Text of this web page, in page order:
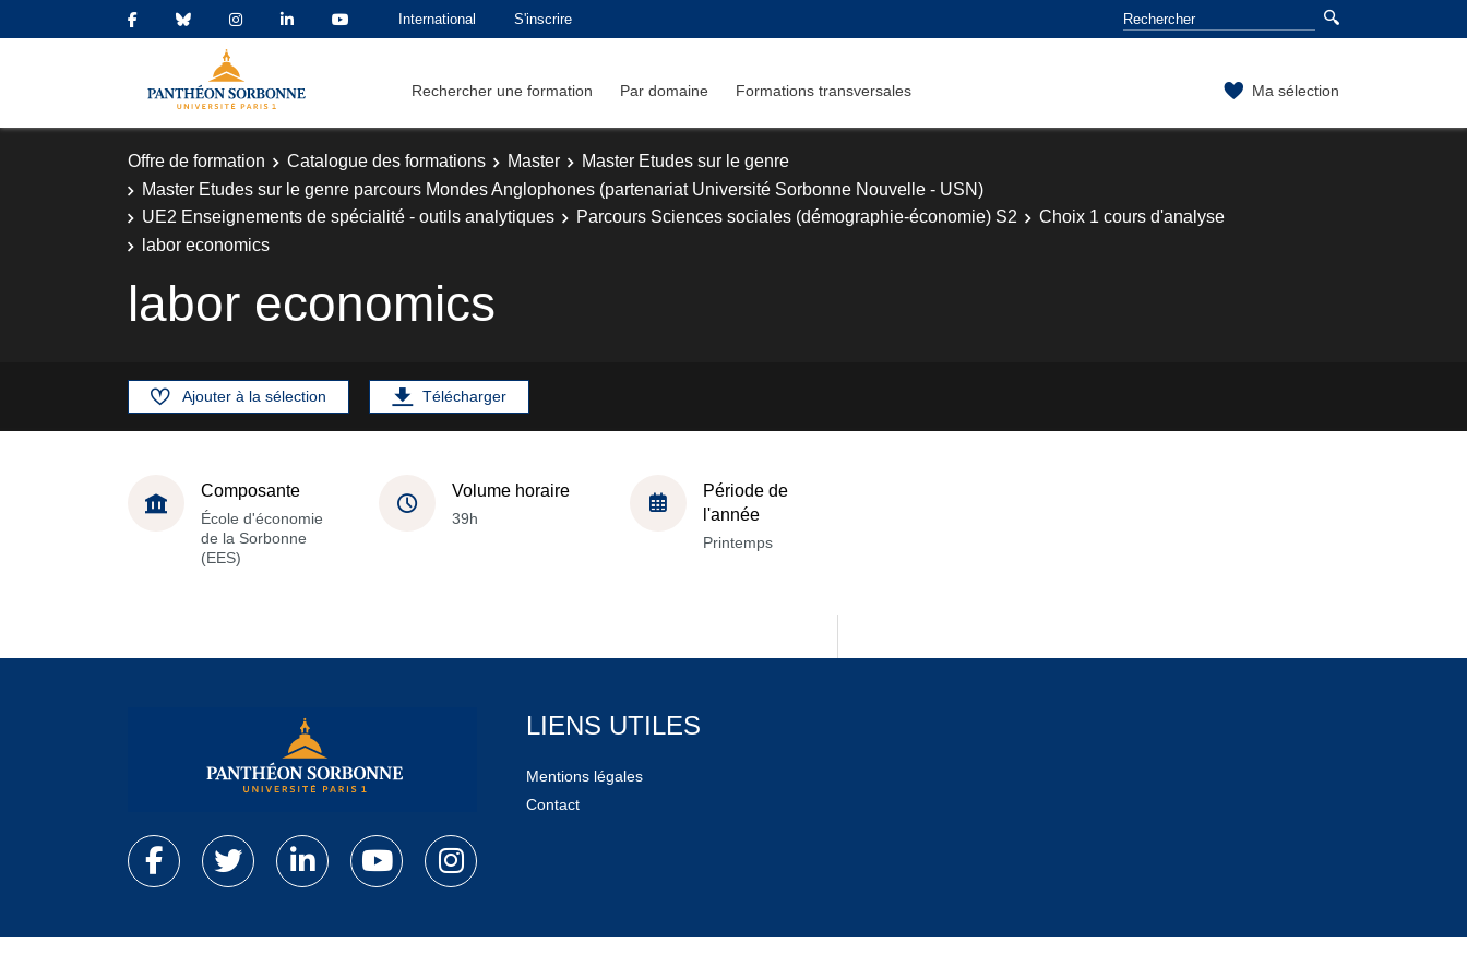
International S'inscrire
Rechercher une formation Par domaine Formations transversales Ma sélection
Offre de formation Catalogue des formations Master
Master Etudes sur le genre
Master Etudes sur le genre parcours Mondes Anglophones (partenariat Université Sorbonne Nouvelle - USN)
UE2 Enseignements de spécialité - outils analytiques
Parcours Sciences sociales (démographie-économie) S2
Choix 1 cours d'analyse
labor economics
labor economics
Ajouter à la sélection Télécharger
Composante
École d'économie
de la Sorbonne
(EES)
Volume horaire
39h
Période de
l'année
Printemps
LIENS UTILES
Mentions légales
Contact